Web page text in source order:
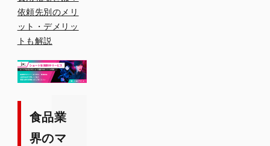
ストッ
プ対応
ート動
画量産
率・高
コスパ
体制
依頼先別のメリ
ット・デメリッ
トも解説
食品業
界のマ